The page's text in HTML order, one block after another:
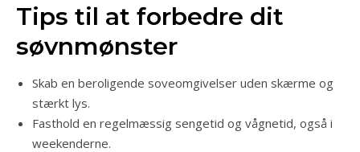
Tips til at forbedre dit
søvnmønster
Skab en beroligende soveomgivelser uden skærme og
stærkt lys.
Fasthold en regelmæssig sengetid og vågnetid, også i
weekenderne.